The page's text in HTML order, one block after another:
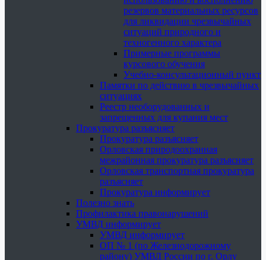
резервов материальных ресурсов
для ликвидации чрезвычайных
ситуаций природного и
техногенного характера
Примерные программы
курсового обучения
Учебно-консультационный пункт
Памятки по действию в чрезвычайных
ситуациях
Реестр необорудованных и
запрещенных для купания мест
Прокуратура разъясняет
Прокуратура разъясняет
Орловская природоохранная
межрайонная прокуратура разъясняет
Орловская транспортная прокуратура
разъясняет
Прокуратура информирует
Полезно знать
Профилактика правонарушений
УМВД информирует
УМВД информирует
ОП № 1 (по Железнодорожному
району) УМВД России по г. Орлу